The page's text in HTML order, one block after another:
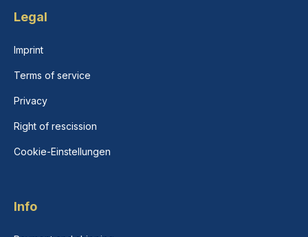
Legal
Imprint
Terms of service
Privacy
Right of rescission
Cookie-Einstellungen
Info